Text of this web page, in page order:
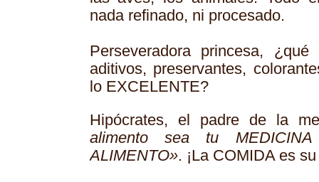
nada refinado, ni procesado.
Perseveradora princesa,
aditivos, preservantes,
lo EXCELENTE?
Hipócrates, el padre de la
alimento sea tu
ALIMENTO». ¡La COMIDA es